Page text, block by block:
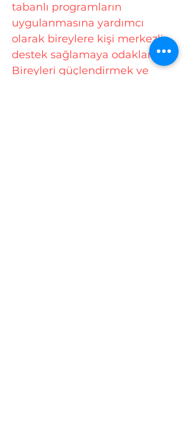
tabanlı programların
uygulanmasına yardımcı
olarak bireylere kişi merkezli
destek sağlamaya odaklanır.
Bireyleri güçlendirmek ve